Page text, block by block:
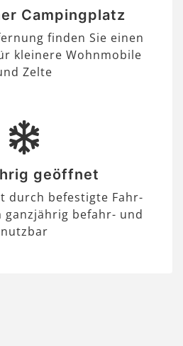
Campingplatz
finden Sie einen
kleinere Wohnmobile
Zelte
geöffnet
durch befestigte Fahr-
ganzjährig befahr- und
nutzbar